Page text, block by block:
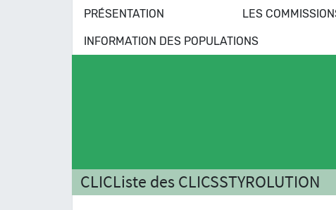
PRÉSENTATION LES
INFORMATION DES POPULATIONS
CLICListe des CLICSSTYROLUTION